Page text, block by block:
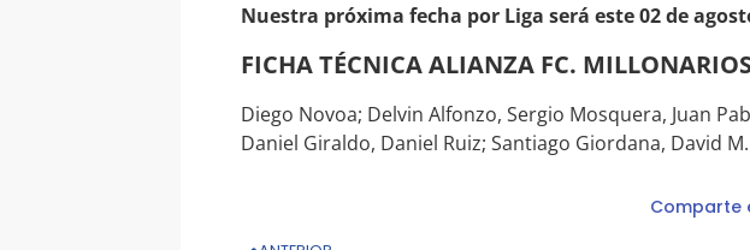
Nuestra próxima fecha por Liga será este 02 de
FICHA TÉCNICA ALIANZA FC.
Diego Novoa; Delvin Alfonzo, Sergio Mosquera, Juan
Daniel Giraldo, Daniel Ruiz; Santiago Giordana, David M.
Comparte